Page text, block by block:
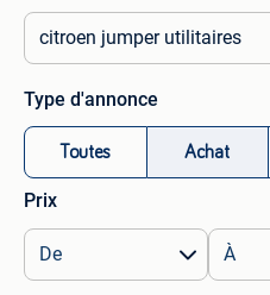
Type d'annonce
Toutes Achat
Prix